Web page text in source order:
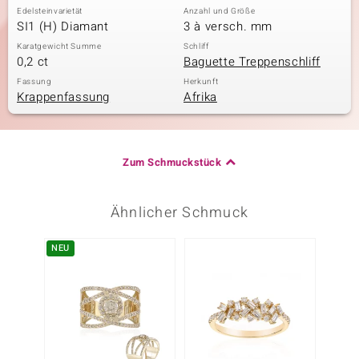
Edelsteinvarietät
SI1 (H) Diamant
Anzahl und Größe
3 à versch. mm
Karatgewicht Summe
0,2 ct
Schliff
Baguette Treppenschliff
Fassung
Krappenfassung
Herkunft
Afrika
Zum Schmuckstück
Ähnlicher Schmuck
NEU